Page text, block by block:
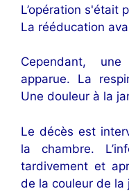
L’opération s'était
La rééducation
Cependant,
apparue. La
Une douleur à la
Le décès est
la chambre.
tardivement et
de la couleur de la